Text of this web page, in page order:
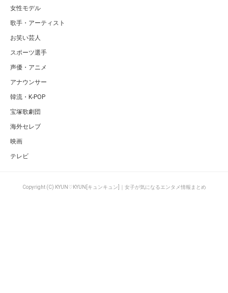
女性モデル
歌手・アーティスト
お笑い芸人
スポーツ選手
声優・アニメ
アナウンサー
韓流・K-POP
宝塚歌劇団
海外セレブ
映画
テレビ
Copyright (C) KYUN♡KYUN[キュンキュン]｜女子が気になるエンタメ情報まとめ